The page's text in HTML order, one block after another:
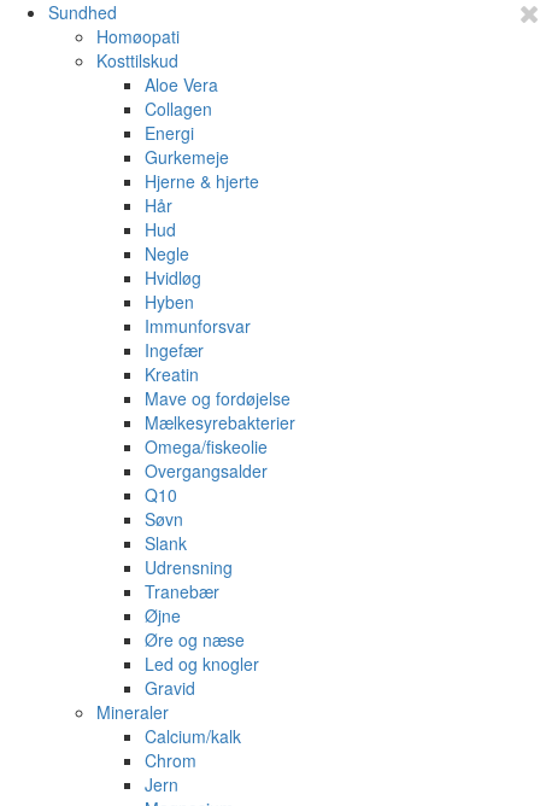
Sundhed
Homøopati
Kosttilskud
Aloe Vera
Collagen
Energi
Gurkemeje
Hjerne & hjerte
Hår
Hud
Negle
Hvidløg
Hyben
Immunforsvar
Ingefær
Kreatin
Mave og fordøjelse
Mælkesyrebakterier
Omega/fiskeolie
Overgangsalder
Q10
Søvn
Slank
Udrensning
Tranebær
Øjne
Øre og næse
Led og knogler
Gravid
Mineraler
Calcium/kalk
Chrom
Jern